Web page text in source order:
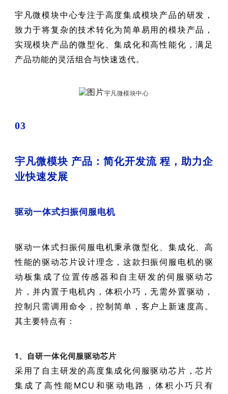
宇凡微模块中心专注于高度集成模块产品的研发，
致力于将复杂的技术转化为简单易用的模块产品，
实现模块产品的微型化、集成化和高性能化，满足
产品功能的灵活组合与快速迭代。
宇凡微模块中心
03
宇凡微模块 产品：简化开发流 程，助力企
业快速发展
驱动一体式扫振伺服电机
驱动一体式扫振伺服电机秉承微型化、集成化、高
性能的驱动芯片设计理念，这款扫振伺服电机的驱
动板集成了位置传感器和自主研发的伺服驱动芯
片，并内置于电机内，体积小巧，无需外置驱动，
控制只需调用命令，控制简单，客户上新速度高。
其主要特点有：
1、自研一体化伺服驱动芯片
采用了自主研发的高度集成化伺服驱动芯片，芯片
集成了高性能MCU和驱动电路，体积小巧只有